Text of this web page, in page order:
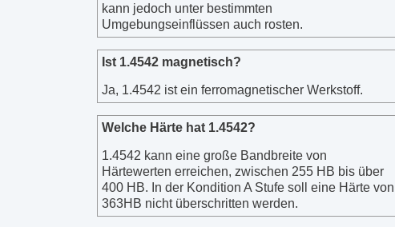
kann jedoch unter bestimmten
Umgebungseinflüssen auch rosten.
Ist 1.4542 magnetisch?
Ja, 1.4542 ist ein ferromagnetischer Werkstoff.
Welche Härte hat 1.4542?
1.4542 kann eine große Bandbreite von
Härtewerten erreichen, zwischen 255 HB bis über
400 HB. In der Kondition A Stufe soll eine Härte von
363HB nicht überschritten werden.